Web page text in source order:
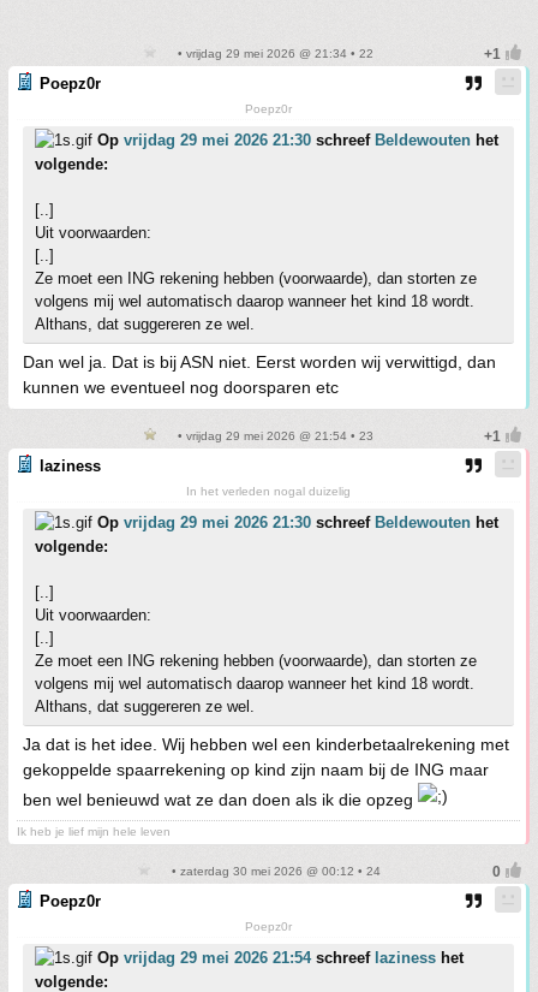
• vrijdag 29 mei 2026 @ 21:34 • 22
Poepz0r
Poepz0r
Op vrijdag 29 mei 2026 21:30 schreef Beldewouten het
volgende:
[..]
Uit voorwaarden:
[..]
Ze moet een ING rekening hebben (voorwaarde), dan storten ze
volgens mij wel automatisch daarop wanneer het kind 18 wordt.
Althans, dat suggereren ze wel.
Dan wel ja. Dat is bij ASN niet. Eerst worden wij verwittigd, dan
kunnen we eventueel nog doorsparen etc
• vrijdag 29 mei 2026 @ 21:54 • 23
laziness
In het verleden nogal duizelig
Op vrijdag 29 mei 2026 21:30 schreef Beldewouten het
volgende:
[..]
Uit voorwaarden:
[..]
Ze moet een ING rekening hebben (voorwaarde), dan storten ze
volgens mij wel automatisch daarop wanneer het kind 18 wordt.
Althans, dat suggereren ze wel.
Ja dat is het idee. Wij hebben wel een kinderbetaalrekening met
gekoppelde spaarrekening op kind zijn naam bij de ING maar
ben wel benieuwd wat ze dan doen als ik die opzeg
Ik heb je lief mijn hele leven
• zaterdag 30 mei 2026 @ 00:12 • 24
Poepz0r
Poepz0r
Op vrijdag 29 mei 2026 21:54schreef laziness het
volgende: